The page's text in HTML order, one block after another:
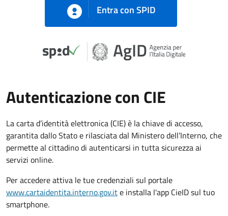
Entra con SPID
Autenticazione con CIE
La carta d’identità elettronica (CIE) è la chiave di accesso,
garantita dallo Stato e rilasciata dal Ministero dell’Interno, che
permette al cittadino di autenticarsi in tutta sicurezza ai
servizi online.
Per accedere attiva le tue credenziali sul portale
www.cartaidentita.interno.gov.ite installa l'app CieID sul tuo
smartphone.